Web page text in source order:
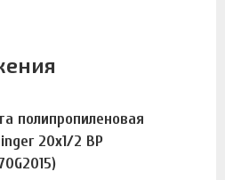
полипропиленовая
20х1/2 ВР